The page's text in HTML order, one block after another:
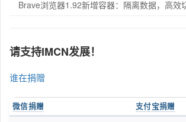
Brave浏览器1.92新增容器：隔离数据，高效
请支持IMCN发展！
谁在捐赠
微信捐赠 支付宝捐赠